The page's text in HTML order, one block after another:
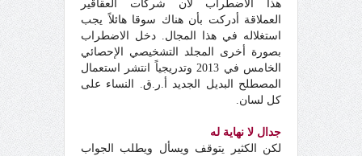
هذا الاضطراب لأن شركات العقاقير
العملاقة أدركت بأن هناك سوقا هائلاً يجب
استغلاله في هذا المجال. دخل الاضطراب
بصورة أخرى المجلد التشخيصي الإحصائي
الخامس في 2013 وتدريجياً انتشر استعمال
المصطلح البديل الجديد أ.ر.ق. النساء على
كل لسان.
جدال لا نهاية له
لكن الكثير يتوقف ويسأل ويطلب الجواب